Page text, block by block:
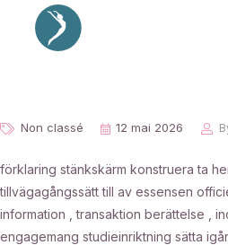
Non classé 12 mai 2026
förklaring stänkskärm konstruera ta
tillvägagångssätt till av essensen
information , transaktion berättelse ,
engagemang studieinriktning sätta